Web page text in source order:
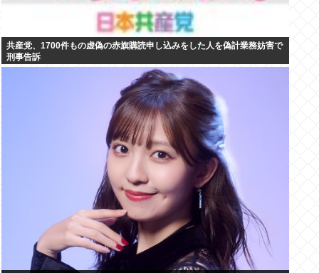
共産党、1700件もの虚偽の赤旗購読申し込みをした人を偽計業務妨害で
刑事告訴